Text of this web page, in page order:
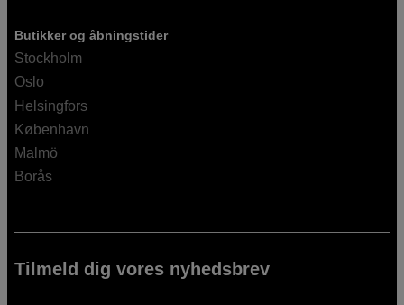
Butikker og åbningstider
Stockholm
Oslo
Helsingfors
København
Malmö
Borås
Tilmeld dig vores nyhedsbrev